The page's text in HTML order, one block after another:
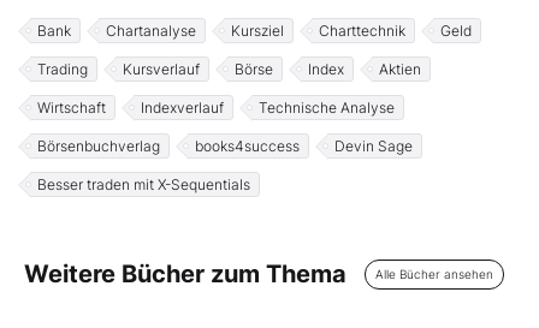
Bank Chartanalyse Kursziel Charttechnik Geld
Trading Kursverlauf Börse Index Aktien
Wirtschaft Indexverlauf Technische Analyse
Börsenbuchverlag books4success Devin Sage
Besser traden mit X-Sequentials
Weitere Bücher zum Thema Alle Bücher ansehen